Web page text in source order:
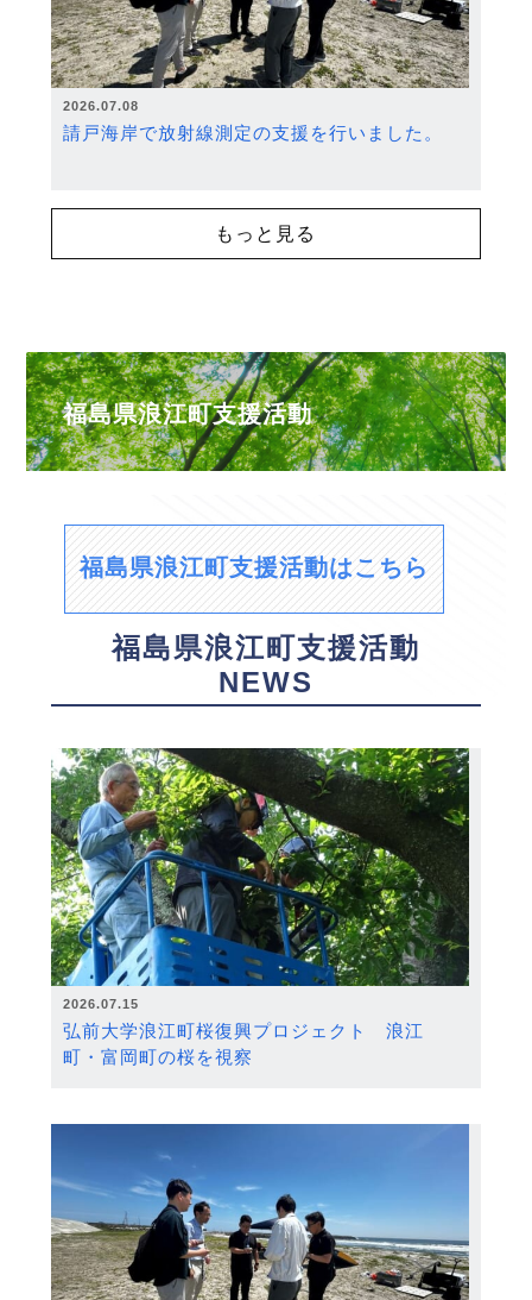
2026.07.08
請戸海岸で放射線測定の支援を行いました。
もっと見る
福島県浪江町支援活動
福島県浪江町支援活動はこちら
福島県浪江町支援活動
NEWS
2026.07.15
弘前大学浪江町桜復興プロジェクト 浪江
町・富岡町の桜を視察